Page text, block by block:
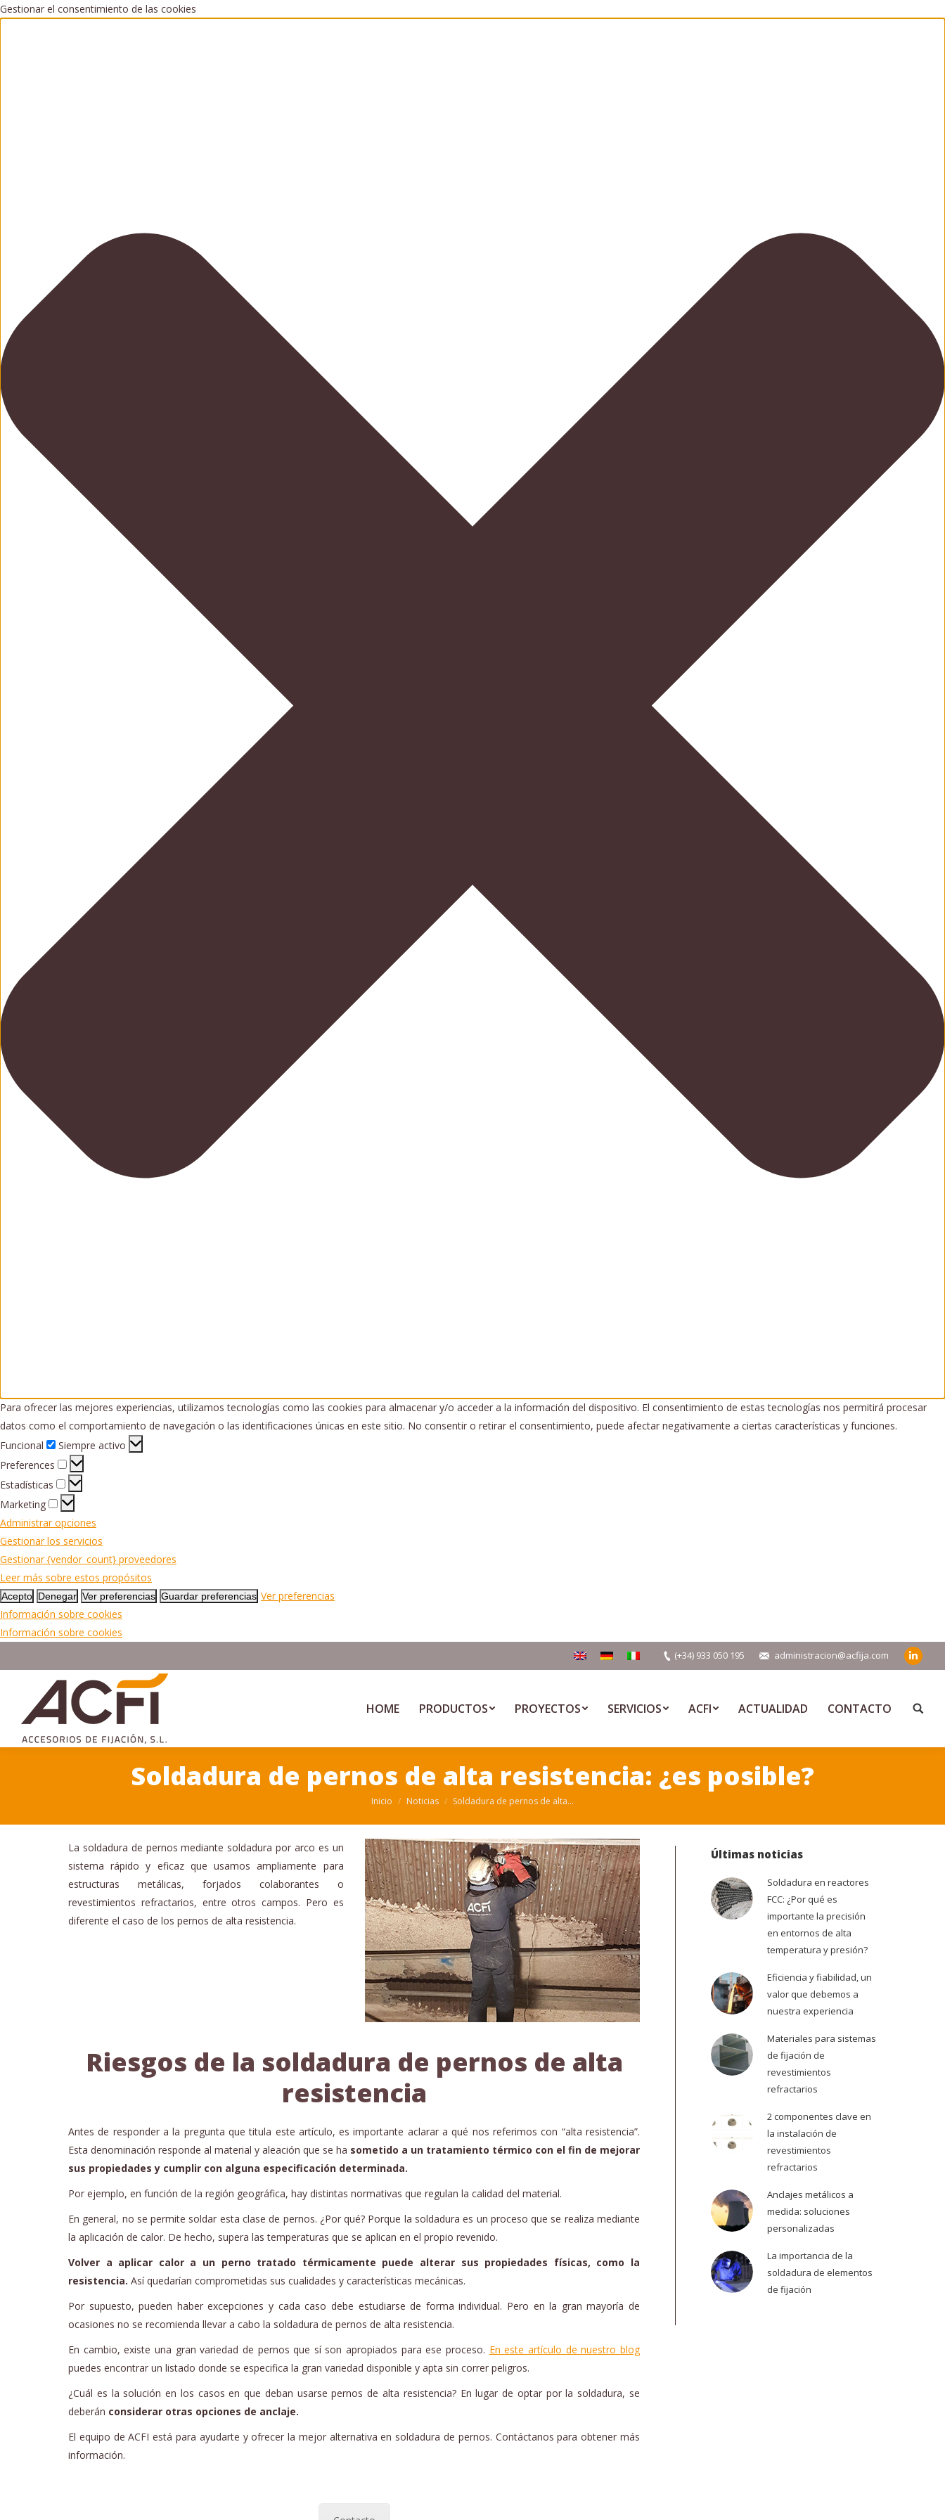
Gestionar el consentimiento de las cookies
Para ofrecer las mejores experiencias, utilizamos tecnologías como las cookies para almacenar y/o acceder a la información del dispositivo. El consentimiento de estas tecnologías nos permitirá procesar
datos como el comportamiento de navegación o las identificaciones únicas en este sitio. No consentir o retirar el consentimiento, puede afectar negativamente a ciertas características y funciones.
Funcional
Funcional
Siempre activo
Preferences
Preferences
Estadísticas
Estadísticas
Marketing
Marketing
Administrar opciones
Gestionar los servicios
Gestionar {vendor_count} proveedores
Leer más sobre estos propósitos
Acepto Denegar Ver preferencias Guardar preferencias Ver preferencias
Información sobre cookies
Información sobre cookies
(+34) 933 050 195 administracion@acfija.com
HOME PRODUCTOS PROYECTOS SERVICIOS ACFI ACTUALIDAD CONTACTO Buscar:
Soldadura de pernos de alta resistencia: ¿es posible?
Inicio Noticias Soldadura de pernos de alta…
La soldadura de pernos mediante soldadura por arco es un
sistema rápido y eficaz que usamos ampliamente para
estructuras metálicas, forjados colaborantes o
revestimientos refractarios, entre otros campos. Pero es
diferente el caso de los pernos de alta resistencia.
Riesgos de la soldadura de pernos de alta
resistencia
Antes de responder a la pregunta que titula este artículo, es importante aclarar a qué nos referimos con “alta resistencia”.
Esta denominación responde al material y aleación que se ha sometido a un tratamiento térmico con el fin de mejorar
sus propiedades y cumplir con alguna especificación determinada.
Por ejemplo, en función de la región geográfica, hay distintas normativas que regulan la calidad del material.
En general, no se permite soldar esta clase de pernos. ¿Por qué? Porque la soldadura es un proceso que se realiza mediante
la aplicación de calor. De hecho, supera las temperaturas que se aplican en el propio revenido.
Volver a aplicar calor a un perno tratado térmicamente puede alterar sus propiedades físicas, como la
resistencia. Así quedarían comprometidas sus cualidades y características mecánicas.
Por supuesto, pueden haber excepciones y cada caso debe estudiarse de forma individual. Pero en la gran mayoría de
ocasiones no se recomienda llevar a cabo la soldadura de pernos de alta resistencia.
En cambio, existe una gran variedad de pernos que sí son apropiados para ese proceso. En este artículo de nuestro blog
puedes encontrar un listado donde se especifica la gran variedad disponible y apta sin correr peligros.
¿Cuál es la solución en los casos en que deban usarse pernos de alta resistencia? En lugar de optar por la soldadura, se
deberán considerar otras opciones de anclaje.
El equipo de ACFI está para ayudarte y ofrecer la mejor alternativa en soldadura de pernos. Contáctanos para obtener más
información.
Últimas noticias
Soldadura en reactores
FCC: ¿Por qué es
importante la precisión
en entornos de alta
temperatura y presión?
Eficiencia y fiabilidad, un
valor que debemos a
nuestra experiencia
Materiales para sistemas
de fijación de
revestimientos
refractarios
2 componentes clave en
la instalación de
revestimientos
refractarios
Anclajes metálicos a
medida: soluciones
personalizadas
La importancia de la
soldadura de elementos
de fijación